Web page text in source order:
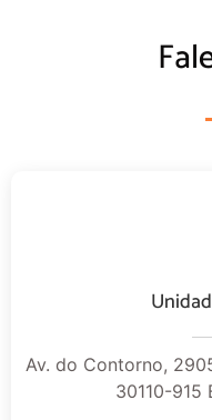
Av. do Contorno,
30110-915